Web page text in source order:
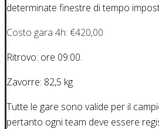
determinate finestre di tempo
Costo gara 4h: €420,00
Ritrovo: ore 09:00.
Zavorre: 82,5 kg
Tutte le gare sono valide per il
pertanto ogni team deve essere